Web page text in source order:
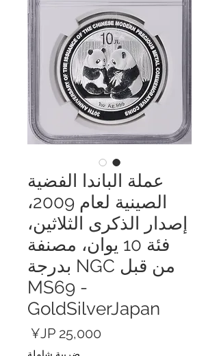
عملة الباندا الفضية
الصينية لعام 2009،
إصدار الذكرى الثلاثين،
فئة 10 يوان، مصنفة
من قبل NGC بدرجة
MS69 -
GoldSilverJapan
ضريبة شاملة